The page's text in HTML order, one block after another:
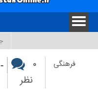
فرهنگی
۰
نظر
-